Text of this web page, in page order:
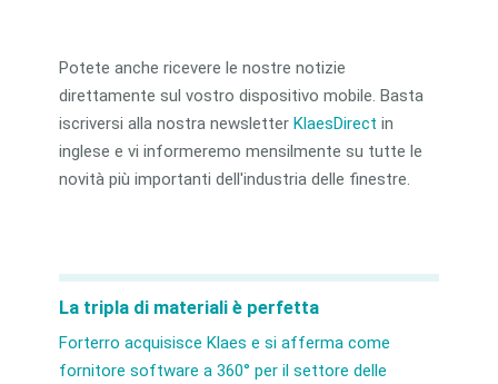
Potete anche ricevere le nostre notizie
direttamente sul vostro dispositivo mobile. Basta
iscriversi alla nostra newsletter KlaesDirect in
inglese e vi informeremo mensilmente su tutte le
novità più importanti dell'industria delle finestre.
La tripla di materiali è perfetta
Forterro acquisisce Klaes e si afferma come
fornitore software a 360° per il settore delle